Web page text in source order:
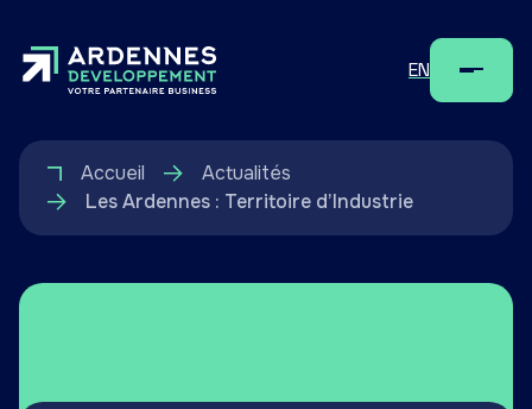
EN Menu
Accueil
Actualités
Les Ardennes : Territoire d’Industrie